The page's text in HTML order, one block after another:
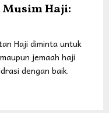
Musim Haji:
Haji diminta untuk
jemaah haji
dengan baik.